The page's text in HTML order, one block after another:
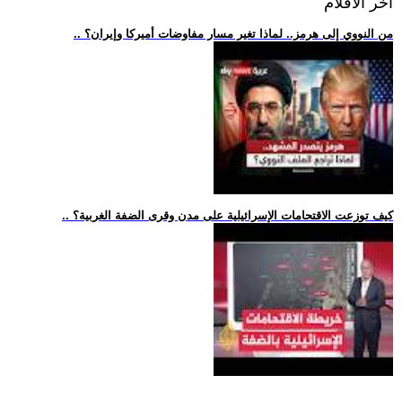
.. من النووي إلى هرمز.. لماذا تغير مسار مفاوضات أميركا وإيران؟
.. كيف توزعت الاقتحامات الإسرائيلية على مدن وقرى الضفة الغربية؟